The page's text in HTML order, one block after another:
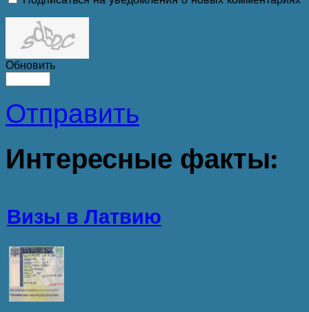
Обновить
Отправить
Интересные факты:
Визы в Латвию